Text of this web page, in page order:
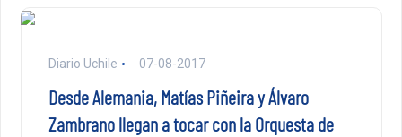
Diario Uchile 07-08-2017
Desde Alemania, Matías Piñeira y Álvaro
Zambrano llegan a tocar con la Orquesta de